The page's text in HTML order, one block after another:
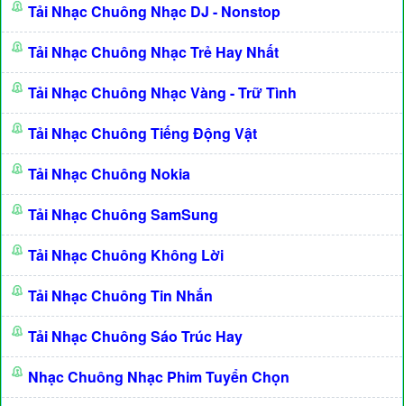
Tải Nhạc Chuông Nhạc DJ - Nonstop
Tải Nhạc Chuông Nhạc Trẻ Hay Nhất
Tải Nhạc Chuông Nhạc Vàng - Trữ Tình
Tải Nhạc Chuông Tiếng Động Vật
Tải Nhạc Chuông Nokia
Tải Nhạc Chuông SamSung
Tải Nhạc Chuông Không Lời
Tải Nhạc Chuông Tin Nhắn
Tải Nhạc Chuông Sáo Trúc Hay
Nhạc Chuông Nhạc Phim Tuyển Chọn